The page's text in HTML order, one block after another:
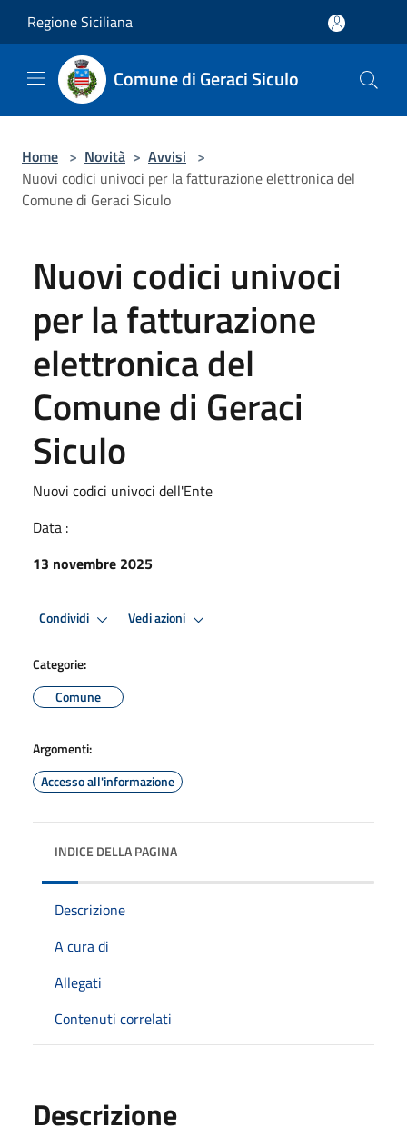
Regione Siciliana
Comune di Geraci Siculo
Home > Novità > Avvisi >
Nuovi codici univoci per la fatturazione elettronica del
Comune di Geraci Siculo
Nuovi codici univoci
per la fatturazione
elettronica del
Comune di Geraci
Siculo
Nuovi codici univoci dell'Ente
Data :
13 novembre 2025
Condividi Vedi azioni
Categorie:
Comune
Argomenti:
Accesso all'informazione
INDICE DELLA PAGINA
Descrizione
A cura di
Allegati
Contenuti correlati
Descrizione